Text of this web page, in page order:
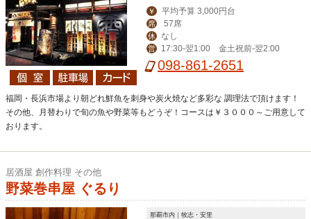
￥ 平均予算 3,000円台
席 57席
休 なし
営 17:30‐翌1:00 金土祝前-翌2:00
098-861-2651
福岡・長浜市場より朝どれ鮮魚を刺身や炭火焼など多彩な 調理法で頂けます！
その他、月替わりで旬の魚や野菜等もどうぞ！コースは￥３０００～ご用意して
おります。
居酒屋 創作料理 その他
野菜巻串屋 ぐるり
那覇市内｜牧志・安里